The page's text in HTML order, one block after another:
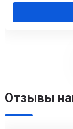
Отзывы